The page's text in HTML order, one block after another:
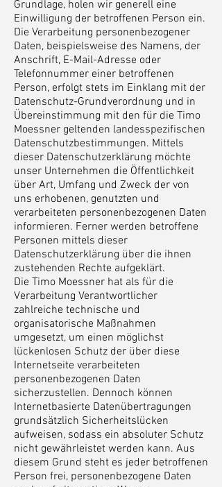
Grundlage, holen wir generell eine
Einwilligung der betroffenen Person ein.
Die Verarbeitung personenbezogener
Daten, beispielsweise des Namens, der
Anschrift, E-Mail-Adresse oder
Telefonnummer einer betroffenen
Person, erfolgt stets im Einklang mit der
Datenschutz-Grundverordnung und in
Übereinstimmung mit den für die Timo
Moessner geltenden landesspezifischen
Datenschutzbestimmungen. Mittels
dieser Datenschutzerklärung möchte
unser Unternehmen die Öffentlichkeit
über Art, Umfang und Zweck der von
uns erhobenen, genutzten und
verarbeiteten personenbezogenen Daten
informieren. Ferner werden betroffene
Personen mittels dieser
Datenschutzerklärung über die ihnen
zustehenden Rechte aufgeklärt.
Die Timo Moessner hat als für die
Verarbeitung Verantwortlicher
zahlreiche technische und
organisatorische Maßnahmen
umgesetzt, um einen möglichst
lückenlosen Schutz der über diese
Internetseite verarbeiteten
personenbezogenen Daten
sicherzustellen. Dennoch können
Internetbasierte Datenübertragungen
grundsätzlich Sicherheitslücken
aufweisen, sodass ein absoluter Schutz
nicht gewährleistet werden kann. Aus
diesem Grund steht es jeder betroffenen
Person frei, personenbezogene Daten